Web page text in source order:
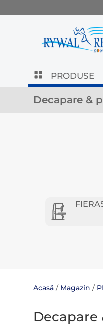
PRODUSE
Decapare &
Acasă / Magazin /
Decapare